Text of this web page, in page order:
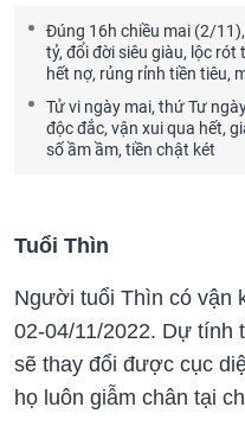
Đúng 16h chiều mai (2/
tỷ, đổi đời siêu giàu, lộc
hết nợ, rủng rỉnh tiền tiêu,
Tử vi ngày mai, thứ Tư
độc đắc, vận xui qua hết,
số ầm ầm, tiền chật két
Tuổi Thìn
Người tuổi Thìn có vận
02-04/11/2022. Dự
sẽ thay đổi được cục
họ luôn giẫm chân tại